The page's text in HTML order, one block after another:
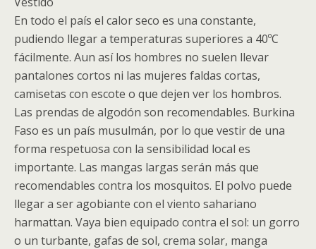
En todo el país el calor seco es una constante,
pudiendo llegar a temperaturas superiores a 40ºC
fácilmente. Aun así los hombres no suelen llevar
pantalones cortos ni las mujeres faldas cortas,
camisetas con escote o que dejen ver los hombros.
Las prendas de algodón son recomendables. Burkina
Faso es un país musulmán, por lo que vestir de una
forma respetuosa con la sensibilidad local es
importante. Las mangas largas serán más que
recomendables contra los mosquitos. El polvo puede
llegar a ser agobiante con el viento sahariano
harmattan. Vaya bien equipado contra el sol: un gorro
o un turbante, gafas de sol, crema solar, manga